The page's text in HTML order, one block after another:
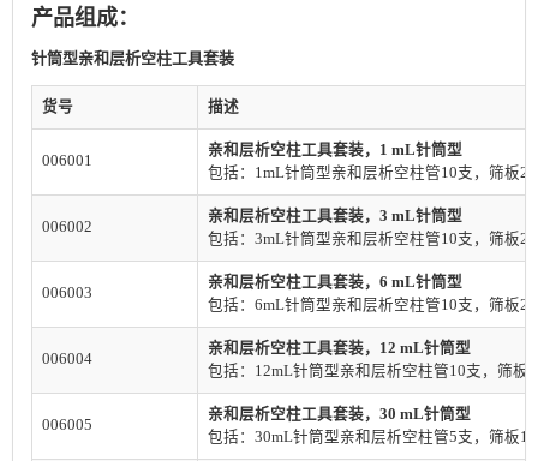
产品组成：
针筒型亲和层析空柱工具套装
货号 描述
006001
亲和层析空柱工具套装，1 mL针筒型
包括：1mL针筒型亲和层析空柱管10支，筛板
006002
亲和层析空柱工具套装，3 mL针筒型
包括：3mL针筒型亲和层析空柱管10支，筛板
006003
亲和层析空柱工具套装，6 mL针筒型
包括：6mL针筒型亲和层析空柱管10支，筛板
006004
亲和层析空柱工具套装，12 mL针筒型
包括：12mL针筒型亲和层析空柱管10支，筛板
006005
亲和层析空柱工具套装，30 mL针筒型
包括：30mL针筒型亲和层析空柱管5支，筛板